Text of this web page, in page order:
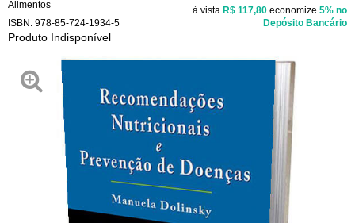
Alimentos
ISBN: 978-85-724-1934-5
Produto Indisponível
à vista R$ 117,80 economize 5% no
Depósito Bancário